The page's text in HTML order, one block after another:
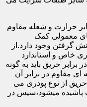
حرارت و شعله مقاوم
معمولی کمک
گرفتن وجود دارد.از
خاص و استاندارد
حریق باید به گونه
ای مقاوم در برابر آن
از نوع پودری می
پاشیده میشود،سپس در